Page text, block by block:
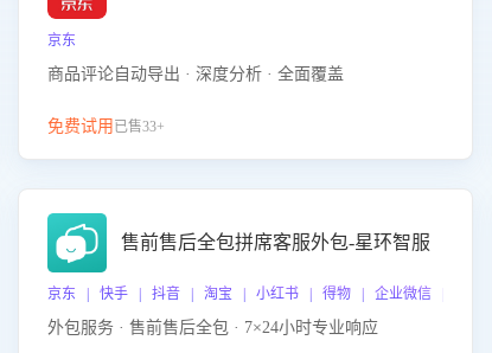
京东
商品评论自动导出 · 深度分析 · 全面覆盖
免费试用 已售33+
售前售后全包拼席客服外包-星环智服
京东 | 快手 | 抖音 | 淘宝 | 小红书 | 得物 | 企业微信 | 跨平台
外包服务 · 售前售后全包 · 7×24小时专业响应